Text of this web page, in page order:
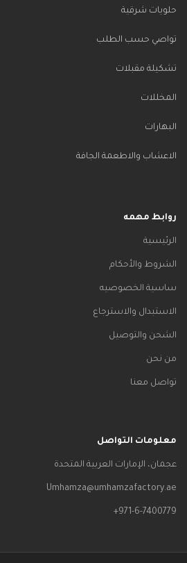
حلويات شرقية
تواصي حسب الطلب
تشكيلة مقبلات
المخللات
البهارات
الاعشاب والاطعمة الجافة
روابط مهمه
الرئيسية
الشروط والأحكام
ساسية الخصوصيه
الاستبدال والاسترجاع
الشحن والتوصيل
من نحن
تواصل معنا
معلومات التواصل
عجمان، الإمارات العربية المتحدة
Umhamza@umhamzafactory.ae
971-6-7400779+